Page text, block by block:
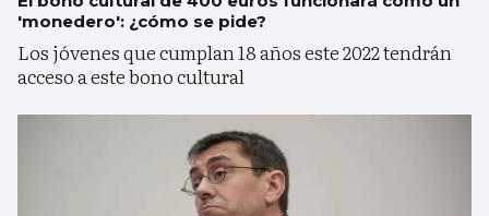
'monedero': ¿cómo se pide?
Los jóvenes que cumplan 18 años este 2022 tendrán
acceso a este bono cultural